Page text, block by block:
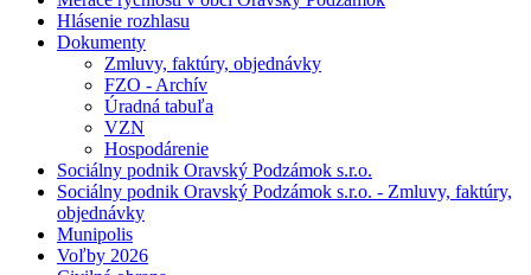
Hlásenie rozhlasu
Dokumenty
Zmluvy, faktúry, objednávky
FZO - Archív
Úradná tabuľa
VZN
Hospodárenie
Sociálny podnik Oravský Podzámok s.r.o.
Sociálny podnik Oravský Podzámok s.r.o. - Zmluvy, faktúry,
objednávky
Munipolis
Voľby 2026